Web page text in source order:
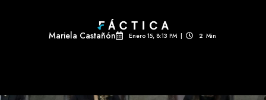
Mariela Castañón Enero 15, 8:13 PM | 2 Min